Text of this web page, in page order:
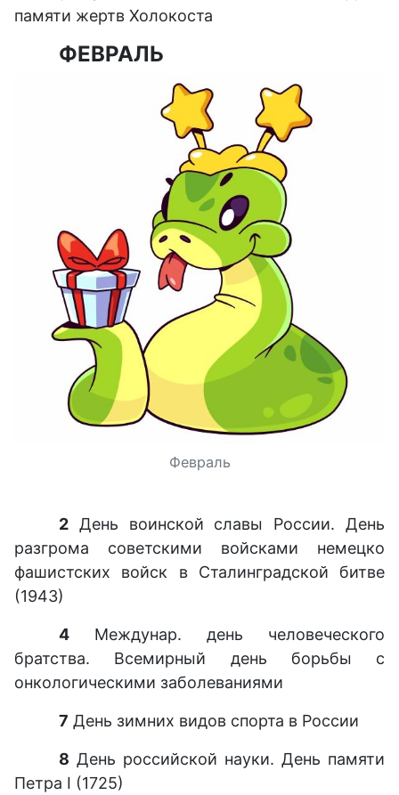
памяти жертв Холокоста
ФЕВРАЛЬ
Февраль
2 День воинской славы России. День
разгрома советскими войсками немецко
фашистских войск в Сталинградской битве
(1943)
4 Междунар. день человеческого
братства. Всемирный день борьбы с
онкологическими заболеваниями
7 День зимних видов спорта в России
8 День российской науки. День памяти
Петра I (1725)